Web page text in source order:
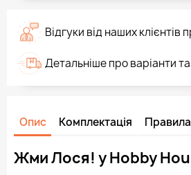
Відгуки від наших клієнтів
Детальніше про варіанти
Опис Комплектація Правила
Жми Лося! у Hobby